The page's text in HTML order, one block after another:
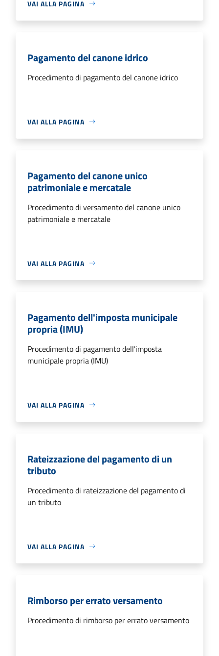
VAI ALLA PAGINA
Pagamento del canone idrico
Procedimento di pagamento del canone idrico
VAI ALLA PAGINA
Pagamento del canone unico
patrimoniale e mercatale
Procedimento di versamento del canone unico
patrimoniale e mercatale
VAI ALLA PAGINA
Pagamento dell'imposta municipale
propria (IMU)
Procedimento di pagamento dell'imposta
municipale propria (IMU)
VAI ALLA PAGINA
Rateizzazione del pagamento di un
tributo
Procedimento di rateizzazione del pagamento di
un tributo
VAI ALLA PAGINA
Rimborso per errato versamento
Procedimento di rimborso per errato versamento